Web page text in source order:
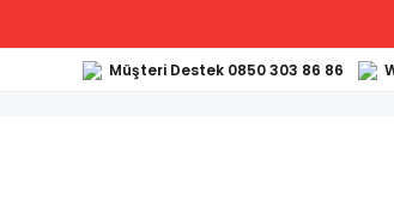
Müşteri Destek 0850 303 86 86